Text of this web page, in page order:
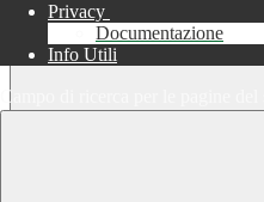
Privacy
Documentazione
Info Utili
Campo di ricerca per le pagine del